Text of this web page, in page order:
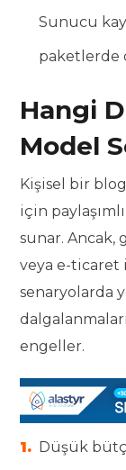
Sunucu
paketlerde
Hangi
Model
Kişisel bir
için
sunar. Ancak,
veya e-
senaryolarda
engeller.
Düşük